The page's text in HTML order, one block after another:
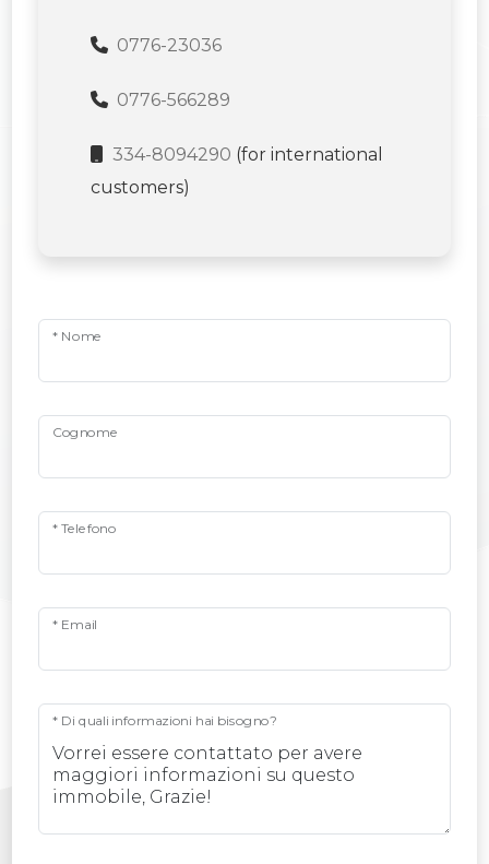
0776-23036
0776-566289
334-8094290 (for international
customers)
* Nome
Cognome
* Telefono
* Email
* Di quali informazioni hai bisogno?